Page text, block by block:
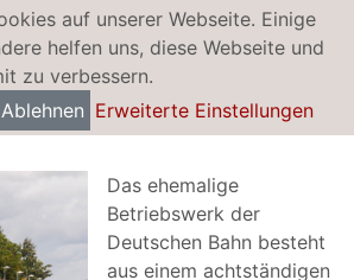
auf unserer Webseite. Einige
helfen uns, diese Webseite und
zu verbessern.
Ablehnen Erweiterte Einstellungen
Das ehemalige
Betriebswerk der
Deutschen Bahn besteht
aus einem achtständigen